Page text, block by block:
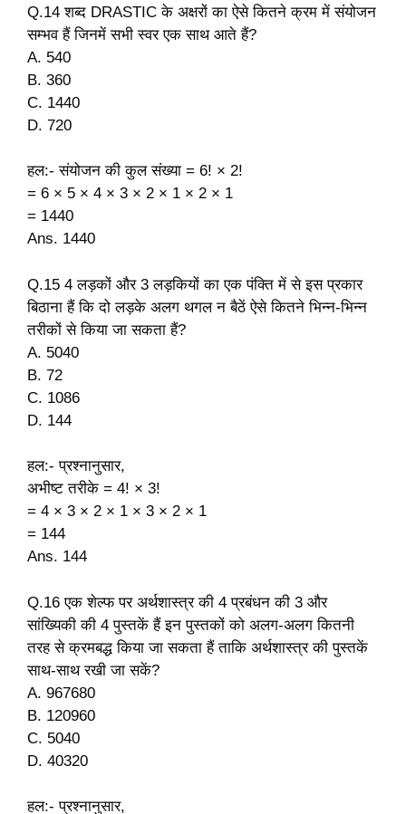
Q.14 शब्द DRASTIC के अक्षरों का ऐसे कितने क्रम में संयोजन
सम्भव हैं जिनमें सभी स्वर एक साथ आते हैं?
A. 540
B. 360
C. 1440
D. 720
हल:- संयोजन की कुल संख्या = 6! × 2!
= 6 × 5 × 4 × 3 × 2 × 1 × 2 × 1
= 1440
Ans. 1440
Q.15 4 लड़कों और 3 लड़कियों का एक पंक्ति में से इस प्रकार
बिठाना हैं कि दो लड़के अलग थगल न बैठें ऐसे कितने भिन्न-भिन्न
तरीकों से किया जा सकता हैं?
A. 5040
B. 72
C. 1086
D. 144
हल:- प्रश्नानुसार,
अभीष्ट तरीके = 4! × 3!
= 4 × 3 × 2 × 1 × 3 × 2 × 1
= 144
Ans. 144
Q.16 एक शेल्फ पर अर्थशास्त्र की 4 प्रबंधन की 3 और
सांख्यिकी की 4 पुस्तकें हैं इन पुस्तकों को अलग-अलग कितनी
तरह से क्रमबद्ध किया जा सकता हैं ताकि अर्थशास्त्र की पुस्तकें
साथ-साथ रखी जा सकें?
A. 967680
B. 120960
C. 5040
D. 40320
हल:- प्रश्नानुसार,